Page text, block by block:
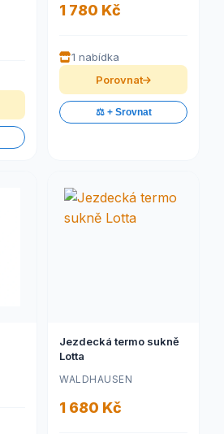
1 780 Kč
1 nabídka
Porovnat
⚖️ + Srovnat
Jezdecká termo sukně
Lotta
WALDHAUSEN
1 680 Kč